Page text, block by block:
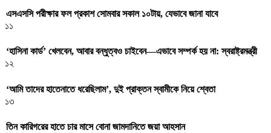
এসএসসি পরীক্ষার ফল প্রকাশ সোমবার সকাল ১০টায়, যেভাবে জানা যাবে
১১
‘হাসিনা কার্ড’ খেলবেন, আবার বন্ধুত্বও চাইবেন—এভাবে সম্পর্ক হয় না: স্বরাষ্ট্রমন্ত্রী
১২
‘আমি তাদের হাতেনাতে ধরেছিলাম’, দুই প্রাক্তন স্বামীকে নিয়ে শ্বেতা
১৩
তিন কারিগরের হাতে চার মাসে বোনা জামদানিতে জয়া আহসান